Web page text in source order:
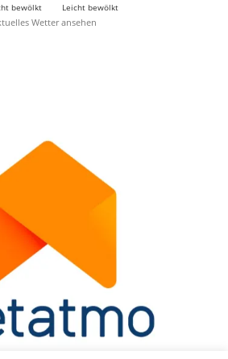
bewölkt
Leicht bewölkt
Wetter ansehen